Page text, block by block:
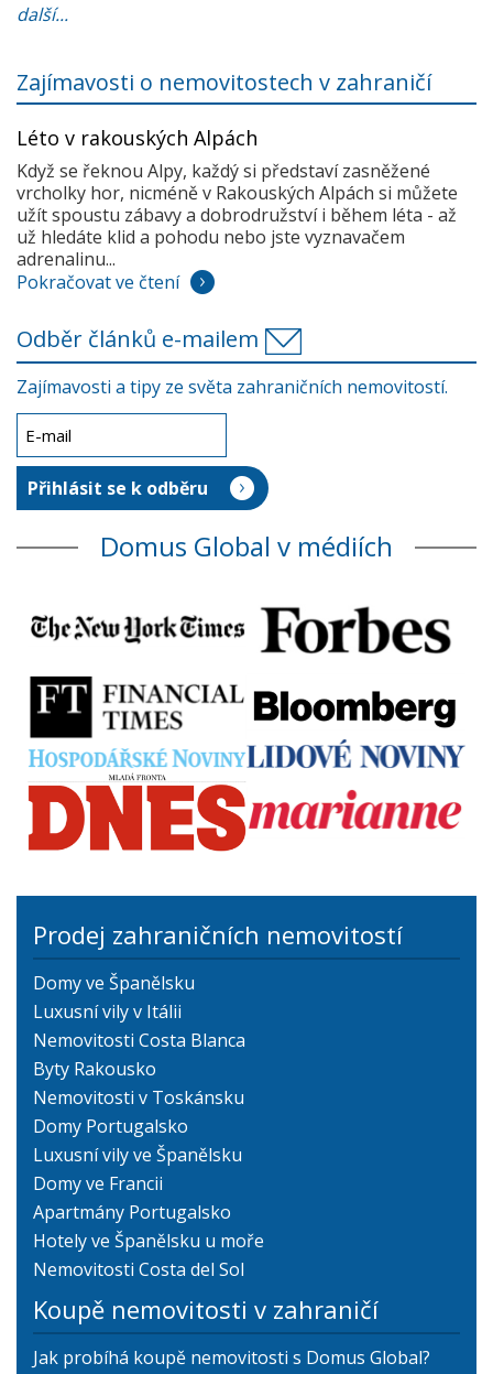
další...
Zajímavosti o nemovitostech v zahraničí
Léto v rakouských Alpách
Když se řeknou Alpy, každý si představí zasněžené
vrcholky hor, nicméně v Rakouských Alpách si můžete
užít spoustu zábavy a dobrodružství i během léta - až
už hledáte klid a pohodu nebo jste vyznavačem
adrenalinu...
Pokračovat ve čtení
Odběr článků e-mailem
Zajímavosti a tipy ze světa zahraničních nemovitostí.
Domus Global v médiích
Prodej zahraničních nemovitostí
Domy ve Španělsku
Luxusní vily v Itálii
Nemovitosti Costa Blanca
Byty Rakousko
Nemovitosti v Toskánsku
Domy Portugalsko
Luxusní vily ve Španělsku
Domy ve Francii
Apartmány Portugalsko
Hotely ve Španělsku u moře
Nemovitosti Costa del Sol
Koupě nemovitosti v zahraničí
Jak probíhá koupě nemovitosti s Domus Global?